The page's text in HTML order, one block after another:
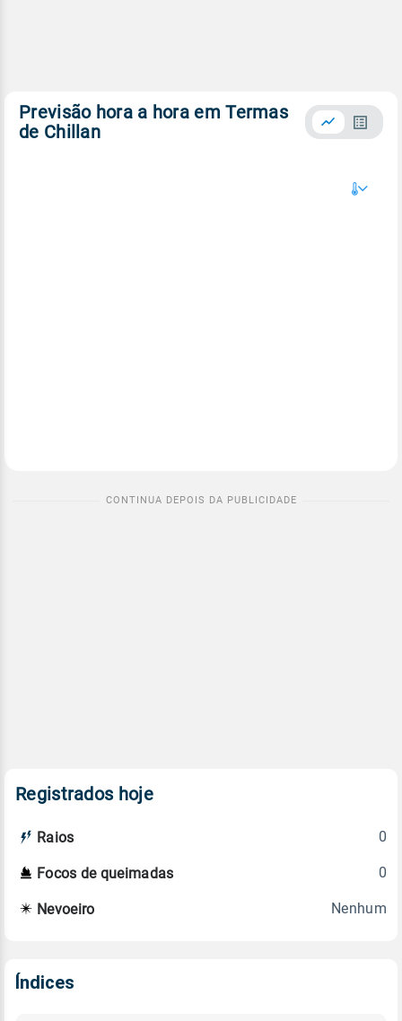
Previsão hora a hora em Termas
de Chillan
Registrados hoje
Raios 0
Focos de queimadas 0
Nevoeiro Nenhum
Índices